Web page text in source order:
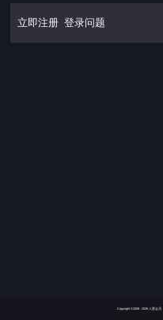
立即注册 登录问题
Copyright ©2008 - 2026 人爱会员 ·